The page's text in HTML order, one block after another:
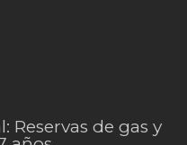
Reservas de gas y